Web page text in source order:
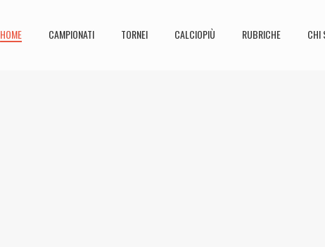
HOME CAMPIONATI TORNEI CALCIOPIÙ RUBRICHE CHI